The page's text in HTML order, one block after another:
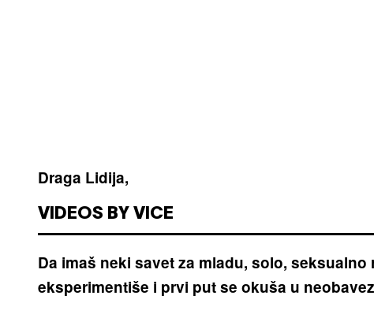
Draga Lidija,
VIDEOS BY VICE
Da imaš neki savet za mladu, solo,
eksperimentiše i prvi put se okuša u